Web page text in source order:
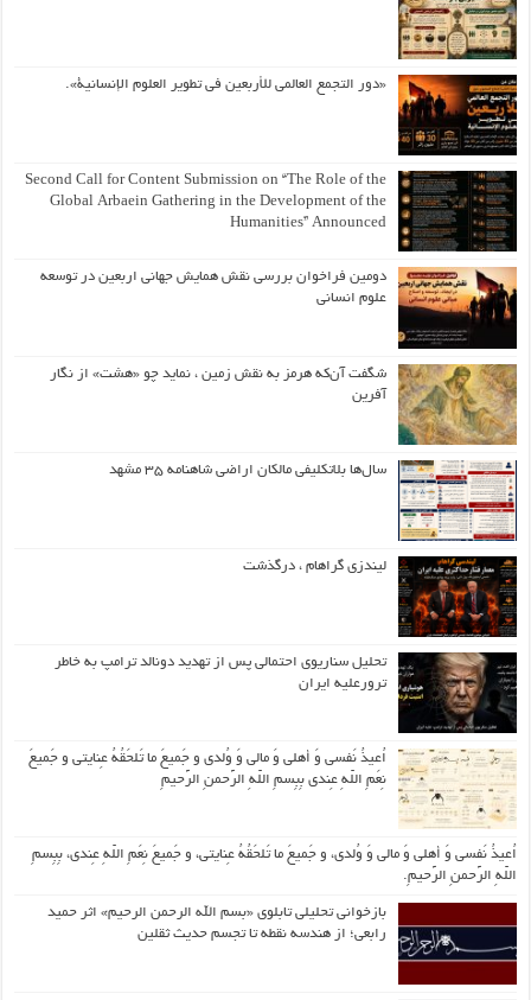
«دور التجمع العالمي للأربعين في تطوير العلوم الإنسانية».
Second Call for Content Submission on “The Role of the
Global Arbaein Gathering in the Development of the
Humanities” Announced
دومین فراخوان بررسی نقش همایش جهانی اربعین در توسعه
علوم انسانی
شگفت آن‌که هرمز به نقش زمین ، نماید چو «هشت» از نگار
آفرین
سال‌ها بلاتکلیفی مالکان اراضی شاهنامه ۳۵ مشهد
لیندزی گراهام ، درگذشت
تحلیل سناریوی احتمالی پس از تهدید دونالد ترامپ به خاطر
ترورعلیه ایران
اُعیذُ نَفسی وَ أهلی وَ مالی وَ وُلدی و جَمیعَ ما تَلحَقُهُ عِنایتی و جَمیعَ
نِعَمِ اللّهِ عِندی بِبِسمِ اللّهِ الرَّحمنِ الرَّحیمِ
اُعیذُ نَفسی وَ أهلی وَ مالی وَ وُلدی، و جَمیعَ ما تَلحَقُهُ عِنایتی، و جَمیعَ نِعَمِ اللّهِ عِندی، بِبِسمِ
اللّهِ الرَّحمنِ الرَّحیمِ.
بازخوانی تحلیلی تابلوی «بسم الله الرحمن الرحیم» اثر حمید
رابعی؛ از هندسه نقطه تا تجسم حدیث ثقلین